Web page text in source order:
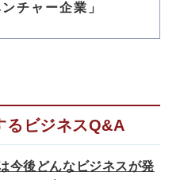
チャー企業」
るビジネスQ&A
今後どんなビジネスが発